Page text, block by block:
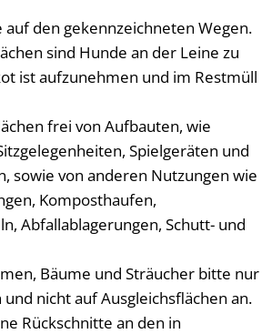
auf den gekennzeichneten Wegen.
sind Hunde an der Leine zu
ist aufzunehmen und im Restmüll
frei von Aufbauten, wie
Spielgeräten und
sowie von anderen Nutzungen wie
Komposthaufen,
Abfallablagerungen, Schutt- und
Bäume und Sträucher bitte nur
nicht auf Ausgleichsflächen an.
Rückschnitte an den in